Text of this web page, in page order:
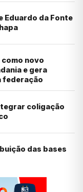
Eduardo da Fonte
novo
e gera
federação
coligação
das bases